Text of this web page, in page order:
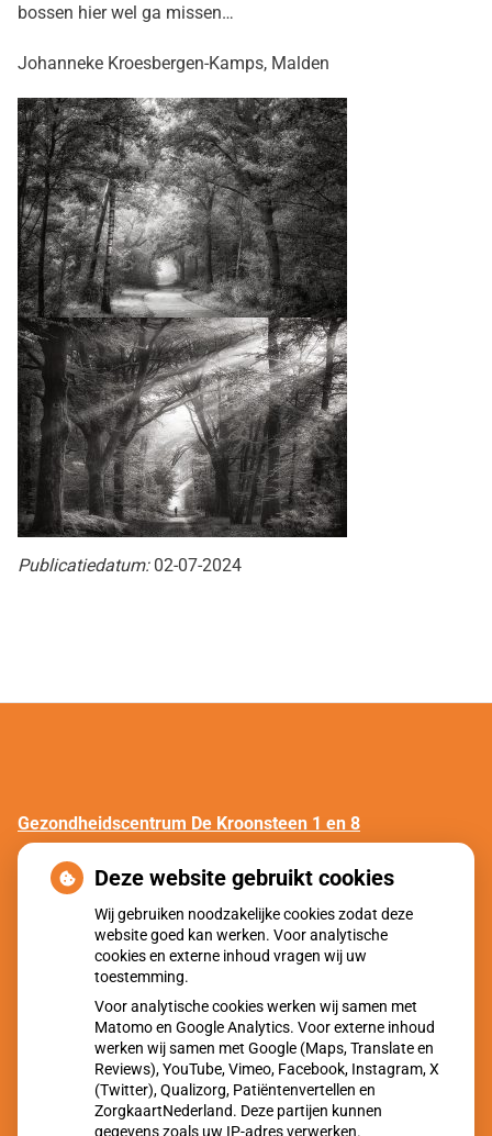
bossen hier wel ga missen…
Johanneke Kroesbergen-Kamps, Malden
Publicatiedatum: 02-07-2024
Gezondheidscentrum De Kroonsteen 1 en 8
Gezond hart in Malden
Gezondheidscentrum De Vuursteen
Gezond hart in Molenhoek
Huisartsenpraktijk Overasselt
Gezond hart in Overasselt
Huisartsenpraktijk MC Mook
Gezond hart in Mook
Deze website gebruikt cookies
Wij gebruiken noodzakelijke cookies zodat deze
website goed kan werken. Voor analytische
cookies en externe inhoud vragen wij uw
toestemming.
Voor analytische cookies werken wij samen met
Matomo en Google Analytics. Voor externe inhoud
werken wij samen met Google (Maps, Translate en
Reviews), YouTube, Vimeo, Facebook, Instagram, X
(Twitter), Qualizorg, Patiëntenvertellen en
ZorgkaartNederland. Deze partijen kunnen
gegevens zoals uw IP-adres verwerken.